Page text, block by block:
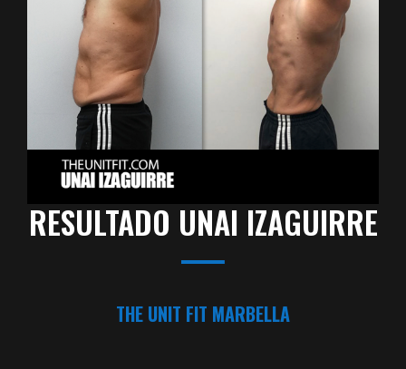
RESULTADO UNAI IZAGUIRRE
THE UNIT FIT MARBELLA